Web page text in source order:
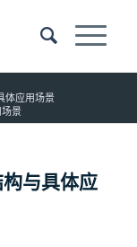
体应用场景
景
与具体应